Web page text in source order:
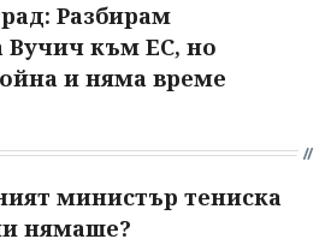
Разбирам
Вучич към ЕС, но
и няма време
министър тениска
нямаше?